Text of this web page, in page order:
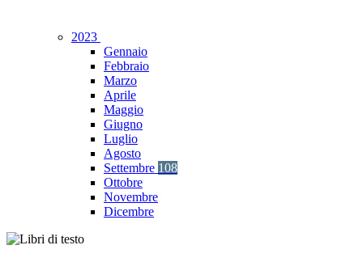
2023
Gennaio
Febbraio
Marzo
Aprile
Maggio
Giugno
Luglio
Agosto
Settembre 108
Ottobre
Novembre
Dicembre